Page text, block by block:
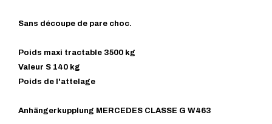
Sans découpe de pare choc.
Poids maxi tractable 3500 kg
Valeur S 140 kg
Poids de l'attelage
Anhängerkupplung MERCEDES CLASSE G W463